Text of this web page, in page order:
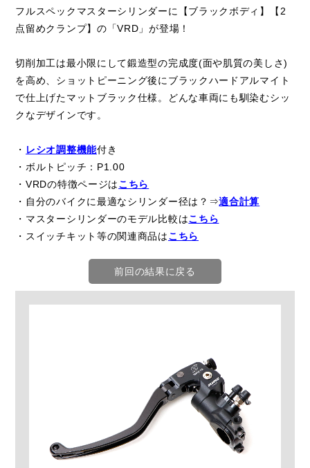
フルスペックマスターシリンダーに【ブラックボディ】【2
点留めクランプ】の「VRD」が登場！
切削加工は最小限にして鍛造型の完成度(面や肌質の美しさ)
を高め、ショットピーニング後にブラックハードアルマイト
で仕上げたマットブラック仕様。どんな車両にも馴染むシッ
クなデザインです。
・ レシオ調整機能付き
・ボルトピッチ：P1.00
・VRDの特徴ページはこちら
・自分のバイクに最適なシリンダー径は？⇒適合計算
・マスターシリンダーのモデル比較はこちら
・スイッチキット等の関連商品はこちら
前回の結果に戻る